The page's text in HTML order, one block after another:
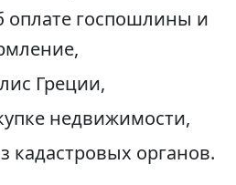
оплате госпошлины и
Греции,
недвижимости,
кадастровых органов.